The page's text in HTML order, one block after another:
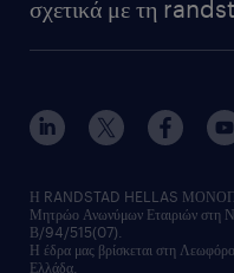
εκπαίδευση εργαζομένων
υπηρεσίες inhouse
υπηρεσίες redeployment
employer brand
σχετικά με τη
τα γραφεία μας
δελτία τύπου
οικονομικά στοιχεία
επικοινώνησε μαζί μας
Η RANDSTAD HELLAS
Μητρώο Ανωνύμων Εταιριών
Β/94/515(07).
Η έδρα μας βρίσκεται στη
Ελλάδα.